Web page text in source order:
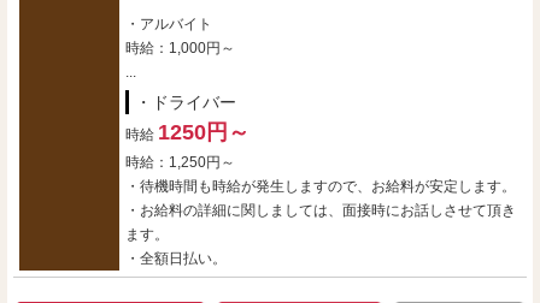
・アルバイト
時給：1,000円～
...
・ドライバー
時給 1250円～
時給：1,250円～
・待機時間も時給が発生しますので、お給料が安定します。
・お給料の詳細に関しましては、面接時にお話しさせて頂き
ます。
・全額日払い。